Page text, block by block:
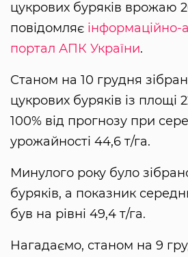
цукрових буряків врожаю
повідомляє інформаційно-
портал АПК України.
Станом на 10 грудня
цукрових буряків із площі
100% від прогнозу при
урожайності 44,6 т/га.
Минулого року було
буряків, а показник
був на рівні 49,4 т/га.
Нагадаємо, станом на 9